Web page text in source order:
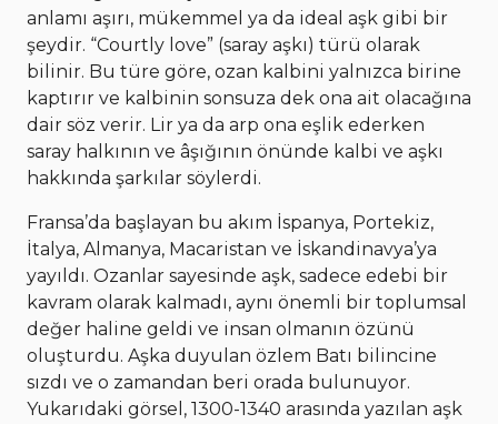
anlamı aşırı, mükemmel ya da ideal aşk gibi bir
şeydir. “Courtly love” (saray aşkı) türü olarak
bilinir. Bu türe göre, ozan kalbini yalnızca birine
kaptırır ve kalbinin sonsuza dek ona ait olacağına
dair söz verir. Lir ya da arp ona eşlik ederken
saray halkının ve âşığının önünde kalbi ve aşkı
hakkında şarkılar söylerdi.
Fransa’da başlayan bu akım İspanya, Portekiz,
İtalya, Almanya, Macaristan ve İskandinavya’ya
yayıldı. Ozanlar sayesinde aşk, sadece edebi bir
kavram olarak kalmadı, aynı önemli bir toplumsal
değer haline geldi ve insan olmanın özünü
oluşturdu. Aşka duyulan özlem Batı bilincine
sızdı ve o zamandan beri orada bulunuyor.
Yukarıdaki görsel, 1300-1340 arasında yazılan aşk